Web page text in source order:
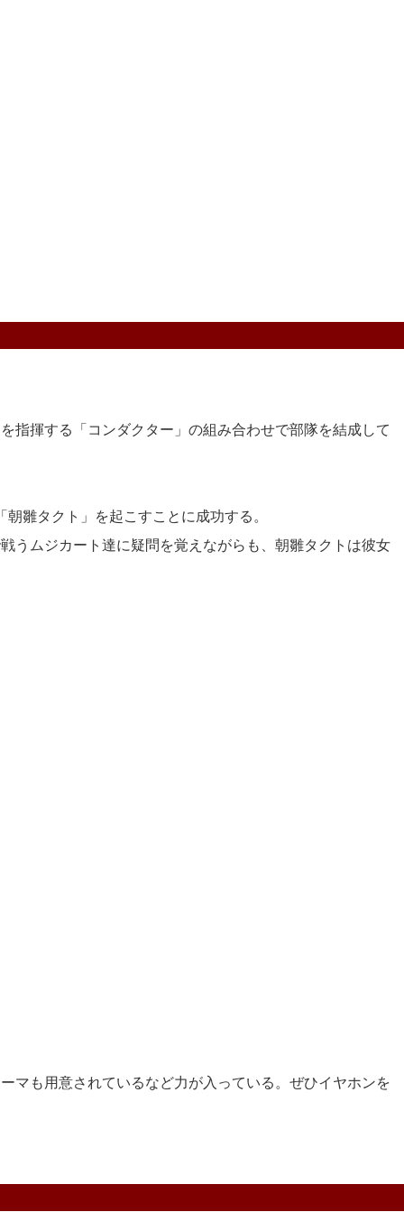
揮する「コンダクター」の組み合わせで部隊を結成して
雛タクト」を起こすことに成功する。
ムジカート達に疑問を覚えながらも、朝雛タクトは彼女
も用意されているなど力が入っている。ぜひイヤホンを